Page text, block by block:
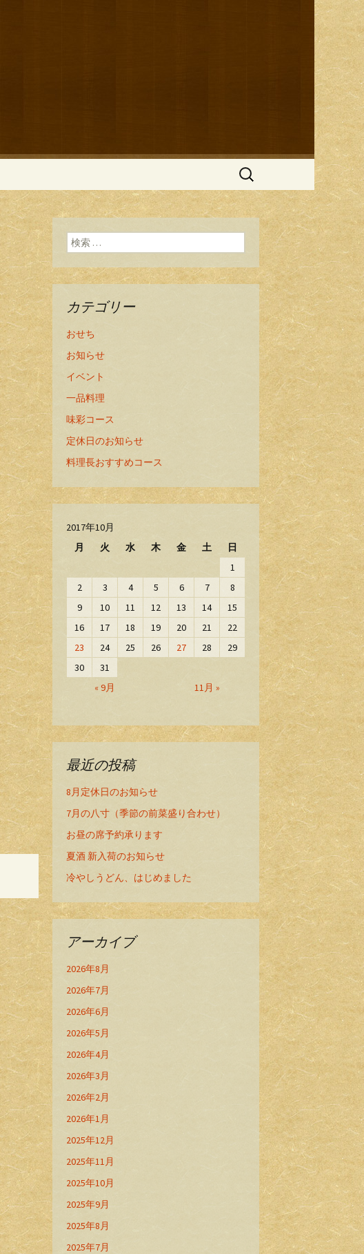
ブログ
検
検索:
カテゴリー
おせち
お知らせ
イベント
一品料理
味彩コース
定休日のお知らせ
料理長おすすめコース
2017年10月
月
火 水 木 金 土 日
« 9月 11月 »
1
2
3 4 5 6 7
8
9
10 11 12 13 14
15
16
17 18 19 20 21
22
23
24 25 26 27 28
29
30
31
最近の投稿
8月定休日のお知らせ
7月の八寸（季節の前菜盛り合わせ）
お昼の席予約承ります
夏酒 新入荷のお知らせ
冷やしうどん、はじめました
アーカイブ
2026年8月
2026年7月
2026年6月
2026年5月
2026年4月
2026年3月
2026年2月
2026年1月
2025年12月
2025年11月
2025年10月
2025年9月
2025年8月
2025年7月